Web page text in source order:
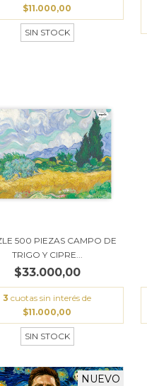
$11.000,00
SIN STOCK
500 PIEZAS CAMPO DE
TRIGO Y CIPRE...
$33.000,00
3 cuotas sin interés de
$11.000,00
SIN STOCK
NUEVO